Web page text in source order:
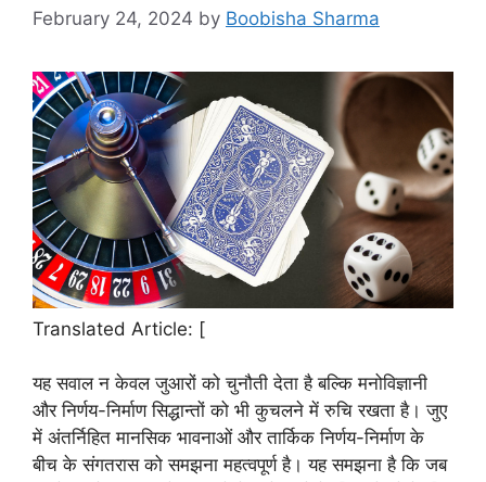
February 24, 2024 by Boobisha Sharma
Translated Article: [
यह सवाल न केवल जुआरों को चुनौती देता है बल्कि मनोविज्ञानी
और निर्णय-निर्माण सिद्धान्तों को भी कुचलने में रुचि रखता है। जुए
में अंतर्निहित मानसिक भावनाओं और तार्किक निर्णय-निर्माण के
बीच के संगतरास को समझना महत्वपूर्ण है। यह समझना है कि जब